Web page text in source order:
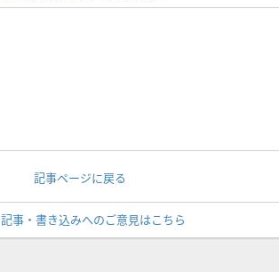
記事ページに戻る
記事・書き込みへのご意見はこちら